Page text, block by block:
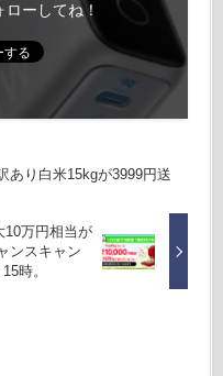
ーしてね！
り白米15kgが3999円送
10万円相当が
ンスキャン
時。